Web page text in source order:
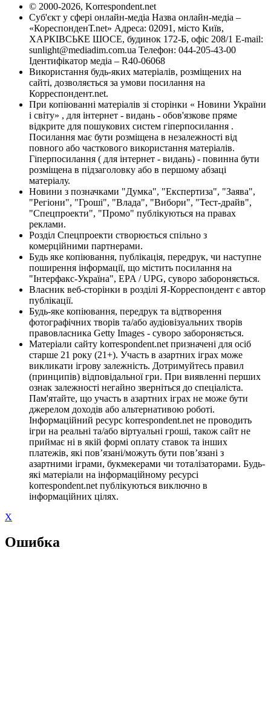
© 2000-2026, Korrespondent.net
Суб'єкт у сфері онлайн-медіа Назва онлайн-медіа –
«КореспонденТ.net» Адреса: 02091, місто Київ,
ХАРКІВСЬКЕ ШОСЕ, будинок 172-Б, офіс 208/1 E-mail:
sunlight@mediadim.com.ua Телефон: 044-205-43-00
Ідентифікатор медіа – R40-06068
Використання будь-яких матеріалів, розміщених на
сайті, дозволяється за умови посилання на
Корреспондент.net.
При копіюванні матеріалів зі сторінки « Новини України
і світу» , для інтернет - видань - обов'язкове пряме
відкрите для пошукових систем гіперпосилання .
Посилання має бути розміщена в незалежності від
повного або часткового використання матеріалів.
Гіперпосилання ( для інтернет - видань) - повинна бути
розміщена в підзаголовку або в першому абзаці
матеріалу.
Новини з позначками "Думка", "Експертиза", "Заява",
"Регіони", "Гроші", "Влада", "Вибори", "Тест-драйв",
"Спецпроекти", "Промо" публікуються на правах
реклами.
Розділ Спецпроекти створюється спільно з
комерційними партнерами.
Будь яке копіювання, публікація, передрук, чи наступне
поширення інформації, що містить посилання на
"Інтерфакс-Україна", EPA / UPG, суворо забороняється.
Власник веб-сторінки в розділі Я-Корреспондент є автор
публікації.
Будь-яке копіювання, передрук та відтворення
фотографічних творів та/або аудіовізуальних творів
правовласника Getty Images - суворо забороняється.
Матеріали сайту korrespondent.net призначені для осіб
старше 21 року (21+). Участь в азартних іграх може
викликати ігрову залежність. Дотримуйтесь правил
(принципів) відповідальної гри. При виявленні перших
ознак залежності негайно зверніться до спеціаліста.
Пам'ятайте, що участь в азартних іграх не може бути
джерелом доходів або альтернативою роботі.
Інформаційний ресурс korrespondent.net не проводить
ігри на реальні та/або віртуальні гроші, також сайт не
приймає ні в якій формі оплату ставок та інших
платежів, які пов’язані/можуть бути пов’язані з
азартними іграми, букмекерами чи тоталізаторами. Будь-
які матеріали на інформаційному ресурсі
korrespondent.net публікуються виключно в
інформаційних цілях.
X
Ошибка